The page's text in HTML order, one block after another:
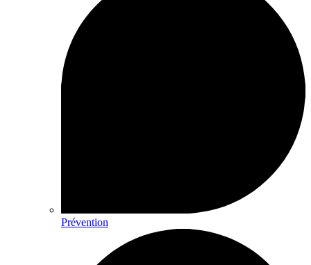
Prévention